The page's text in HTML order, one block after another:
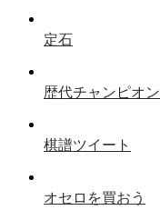
定石
歴代チャンピオン
棋譜ツイート
オセロを買おう